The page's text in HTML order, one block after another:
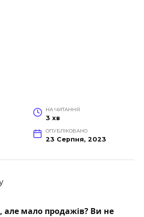
НА ЧИТАННЯ
3 хв
ОПУБЛІКОВАНО
23 Серпня, 2023
але мало продажів? Ви не